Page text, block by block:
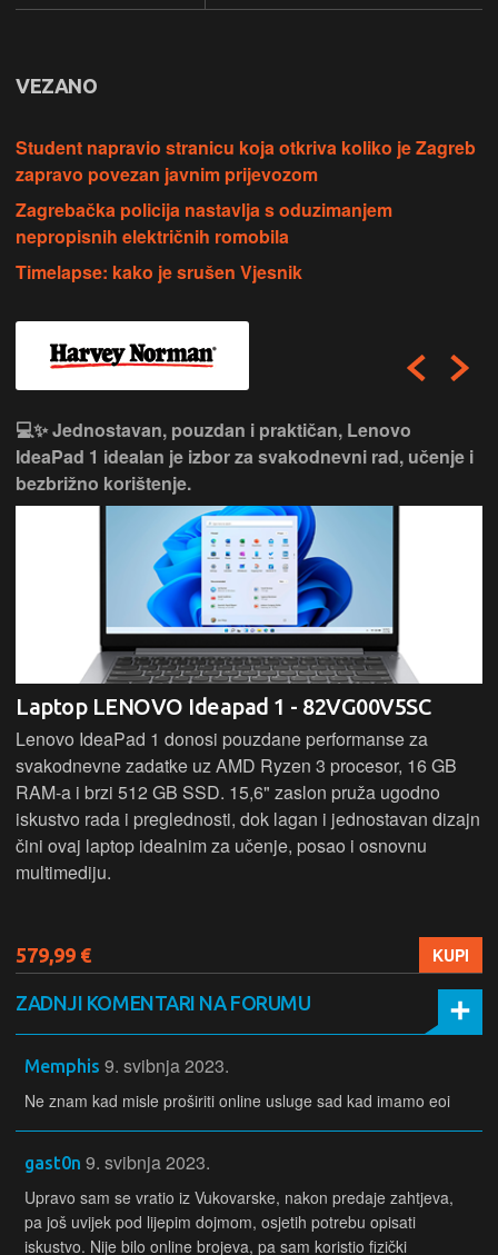
VEZANO
Student napravio stranicu koja otkriva koliko je Zagreb
zapravo povezan javnim prijevozom
Zagrebačka policija nastavlja s oduzimanjem
nepropisnih električnih romobila
Timelapse: kako je srušen Vjesnik
💻✨ Jednostavan, pouzdan i praktičan, Lenovo
IdeaPad 1 idealan je izbor za svakodnevni rad, učenje i
bezbrižno korištenje.
Laptop LENOVO Ideapad 1 - 82VG00V5SC
Lenovo IdeaPad 1 donosi pouzdane performanse za
svakodnevne zadatke uz AMD Ryzen 3 procesor, 16 GB
RAM-a i brzi 512 GB SSD. 15,6" zaslon pruža ugodno
iskustvo rada i preglednosti, dok lagan i jednostavan dizajn
čini ovaj laptop idealnim za učenje, posao i osnovnu
multimediju.
579,99 € KUPI
ZADNJI KOMENTARI NA FORUMU
Memphis 9. svibnja 2023.
Ne znam kad misle proširiti online usluge sad kad imamo eoi
gast0n 9. svibnja 2023.
Upravo sam se vratio iz Vukovarske, nakon predaje zahtjeva,
pa još uvijek pod lijepim dojmom, osjetih potrebu opisati
iskustvo. Nije bilo online brojeva, pa sam koristio fizički